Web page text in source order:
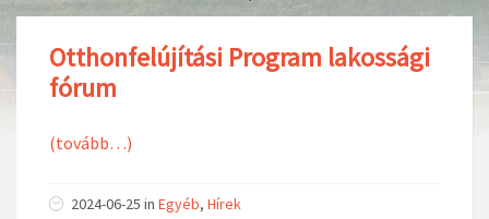
Otthonfelújítási Program lakossági
fórum
(tovább…)
2024-06-25 in Egyéb, Hírek